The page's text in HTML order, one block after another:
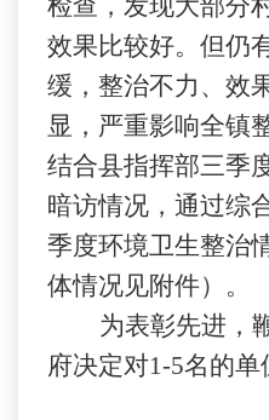
检查，发现大部分
效果比较好。但仍
缓，整治不力、效
显，严重影响全镇
结合县指挥部三季
暗访情况，通过综
季度环境卫生整治
体情况见附件）。
为表彰先进，
府决定对1-5名的单